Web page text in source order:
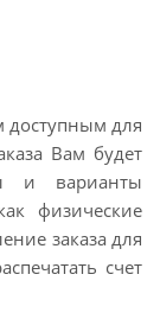
для
Вам будет
и варианты
физические
заказа для
счет